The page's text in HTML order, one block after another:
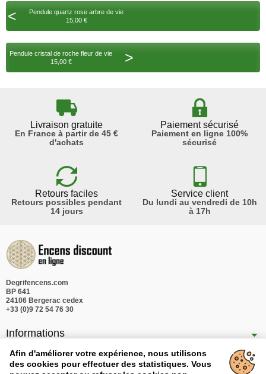
<
Pendule quartz rose arbre de vie
15,00 €
Pendule cristal de roche fleur de vie
15,00 €
>
Livraison gratuite
En France à partir de 45 €
d'achats
Paiement sécurisé
Paiement en ligne 100%
sécurisé
Retours faciles
Retours possibles pendant
14 jours
Service client
Du lundi au vendredi de 10h
à 17h
Degrifencens.com
BP 641
24106 Bergerac cedex
+33 (0)9 72 54 76 30
Informations
Nos produits
Afin d'améliorer votre expérience, nous utilisons
des cookies pour effectuer des statistiques. Vous